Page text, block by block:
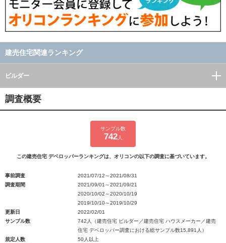
建売住宅関連ランキング
ビルダー
調査概要
サンプル数
742人
この建売住宅 デベロッパーランキングは、オリコンの以下の調査に基づいています。
事前調査
2021/07/12～2021/08/31
調査期間
2021/09/01～2021/09/21
2020/10/02～2020/10/19
2019/10/10～2019/10/29
更新日
2022/02/01
サンプル数
742人（建売住宅 ビルダー／建売住宅 ハウスメーカー／建売
住宅 デベロッパー調査における総サンプル数15,891人）
規定人数
50人以上